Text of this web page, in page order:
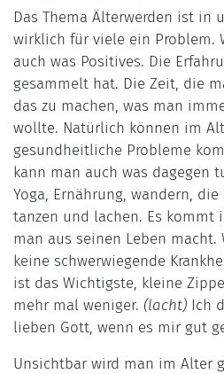
Das Thema Älterwerden ist in
wirklich für viele ein Problem.
auch was Positives. Die
gesammelt hat. Die Zeit, die
das zu machen, was man
wollte. Natürlich können im
gesundheitliche Probleme
kann man auch was dagegen
Yoga, Ernährung, wandern,
tanzen und lachen. Es kommt
man aus seinen Leben
keine schwerwiegende
ist das Wichtigste, kleine
mehr mal weniger. (lacht) Ich
lieben Gott, wenn es mir gut
Unsichtbar wird man im Alter